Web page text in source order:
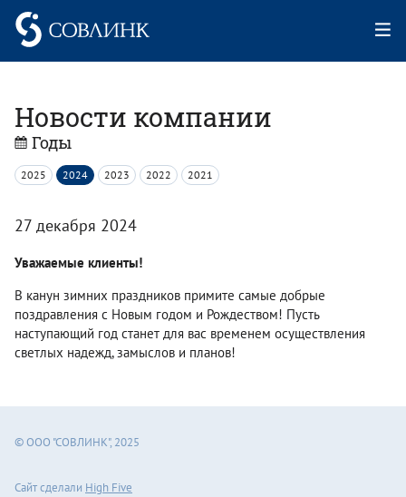
Новости компании
Годы
2025 2024 2023 2022 2021
27 декабря 2024
Уважаемые клиенты!
В канун зимних праздников примите самые добрые
поздравления с Новым годом и Рождеством! Пусть
наступающий год станет для вас временем осуществления
светлых надежд, замыслов и планов!
© ООО "СОВЛИНК", 2025
Сайт сделали High Five